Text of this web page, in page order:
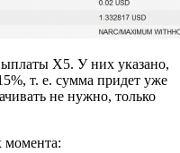
X5. У них указано,
т. е. сумма придет уже
не нужно, только
момента: